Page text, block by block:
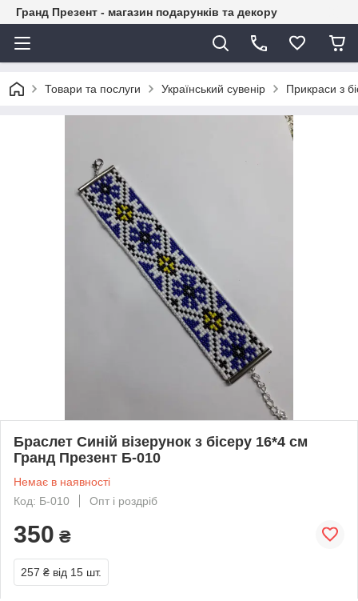
Гранд Презент - магазин подарунків та декору
Товари та послуги Український сувенір Прикраси з
Браслет Синій візерунок з бісеру 16*4 см
Гранд Презент Б-010
Немає в наявності
Код: Б-010
Опт і роздріб
350 ₴
257 ₴ від 15 шт.